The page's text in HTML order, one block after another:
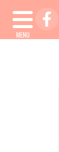
MENU